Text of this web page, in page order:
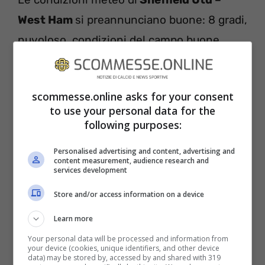
West Ham si preannunciano buone: 8 gradi,
nuvoloso, condizioni del campo buone.
SHEFFIELD UTD – WEST HAM
E PROBABILI FORMAZIONI
scommesse.online asks for your consent
to use your personal data for the
following purposes:
Personalised advertising and content, advertising and
content measurement, audience research and
services development
Store and/or access information on a device
Learn more
Your personal data will be processed and information from
your device (cookies, unique identifiers, and other device
data) may be stored by, accessed by and shared with 319